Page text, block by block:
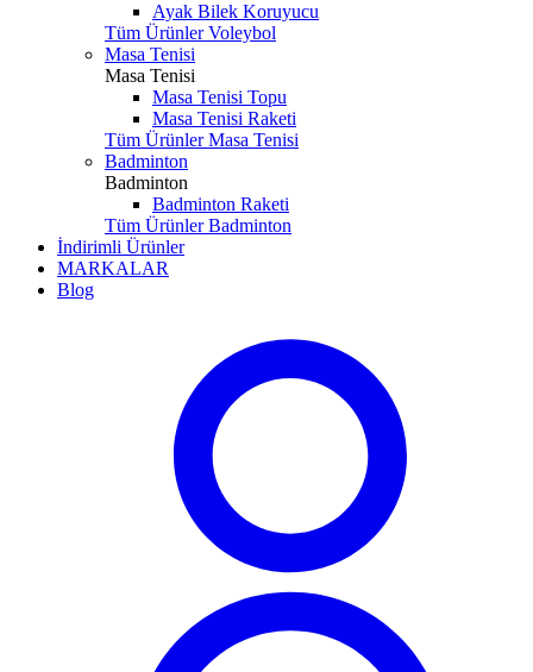
Ayak Bilek Koruyucu
Tüm Ürünler Voleybol
Masa Tenisi
Masa Tenisi
Masa Tenisi Topu
Masa Tenisi Raketi
Tüm Ürünler Masa Tenisi
Badminton
Badminton
Badminton Raketi
Tüm Ürünler Badminton
İndirimli Ürünler
MARKALAR
Blog